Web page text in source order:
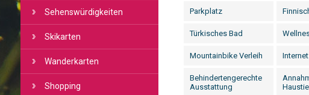
Sehenswürdigkeiten
Skikarten
Wanderkarten
Shopping
Parkplatz
Türkisches Bad
Mountainbike Verleih
Behindertengerechte
Ausstattung